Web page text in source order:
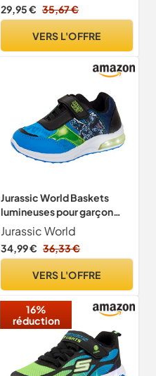
Bleu/rouge/blanc, 27 EU
29,95 € 35,67 €
VERS L'OFFRE
Jurassic World Baskets
lumineuses pour garçon
Multi EU, multicolore, 28 EU
Jurassic World
34,99 € 36,33 €
VERS L'OFFRE
16%
réduction